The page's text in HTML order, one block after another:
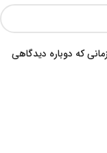
که دوباره دیدگاهی